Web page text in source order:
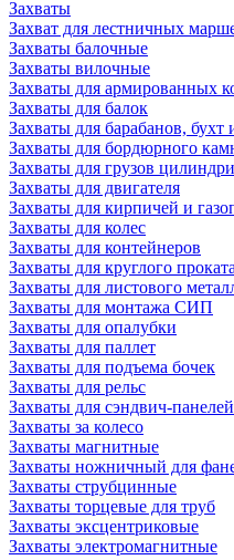
Захваты
Захват для лестничных
Захваты балочные
Захваты вилочные
Захваты для армированных
Захваты для балок
Захваты для барабанов, бухт
Захваты для бордюрного
Захваты для грузов
Захваты для двигателя
Захваты для кирпичей и
Захваты для колес
Захваты для контейнеров
Захваты для круглого проката
Захваты для листового
Захваты для монтажа СИП
Захваты для опалубки
Захваты для паллет
Захваты для подъема бочек
Захваты для рельс
Захваты для сэндвич-панелей
Захваты за колесо
Захваты магнитные
Захваты ножничный для
Захваты струбцинные
Захваты торцевые для труб
Захваты эксцентриковые
Захваты электромагнитные